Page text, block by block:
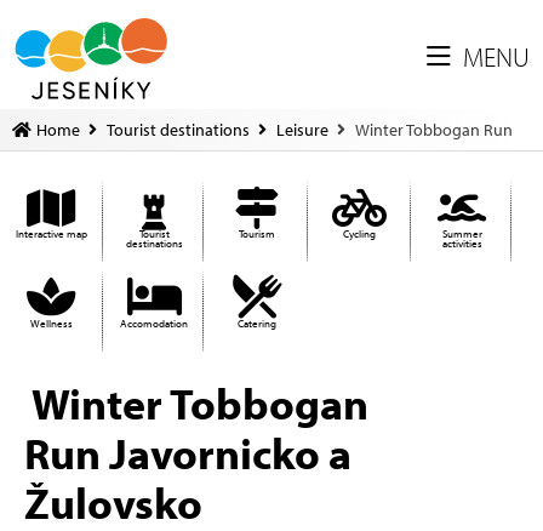
MENU
Home Tourist destinations Leisure Winter Tobbogan Run
Interactive map Tourist
destinations
Tourism Cycling Summer
activities
Wellness Accomodation Catering
Winter Tobbogan
Run Javornicko a
Žulovsko